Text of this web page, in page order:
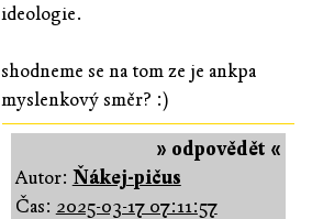
ideologie.
shodneme se na tom ze je ankpa
myslenkový směr? :)
» odpovědět «
Autor: Ňákej-pičus
Čas: 2025-03-17 07:11:57